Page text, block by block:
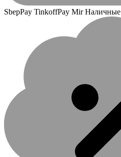
SbepPay TinkoffPay Mir Наличные